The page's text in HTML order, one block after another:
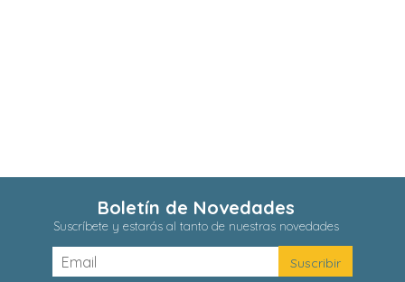
Boletín de Novedades
Suscríbete y estarás al tanto de nuestras novedades